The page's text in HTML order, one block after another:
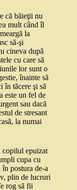
că băieţii nu
mult când îl
la
să‑şi
cineva după
cu care să
lor sunt o
înainte să
în tăcere şi să
este un fel de
sau dacă
de stresant
la numai
copilul epuizat
cupa cu
postura de‑a
plin de lucruri
rog să fii